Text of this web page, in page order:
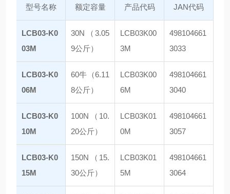
型号名称 额定容量 产品代码 JAN代码
LCB03-K0
03M
30N（3.05
9公斤）
LCB03K00
3M
498104661
3033
LCB03-K0
06M
60牛（6.11
8公斤）
LCB03K00
6M
498104661
3040
LCB03-K0
10M
100N（10.
20公斤）
LCB03K01
0M
498104661
3057
LCB03-K0
15M
150N（15.
30公斤）
LCB03K01
5M
498104661
3064